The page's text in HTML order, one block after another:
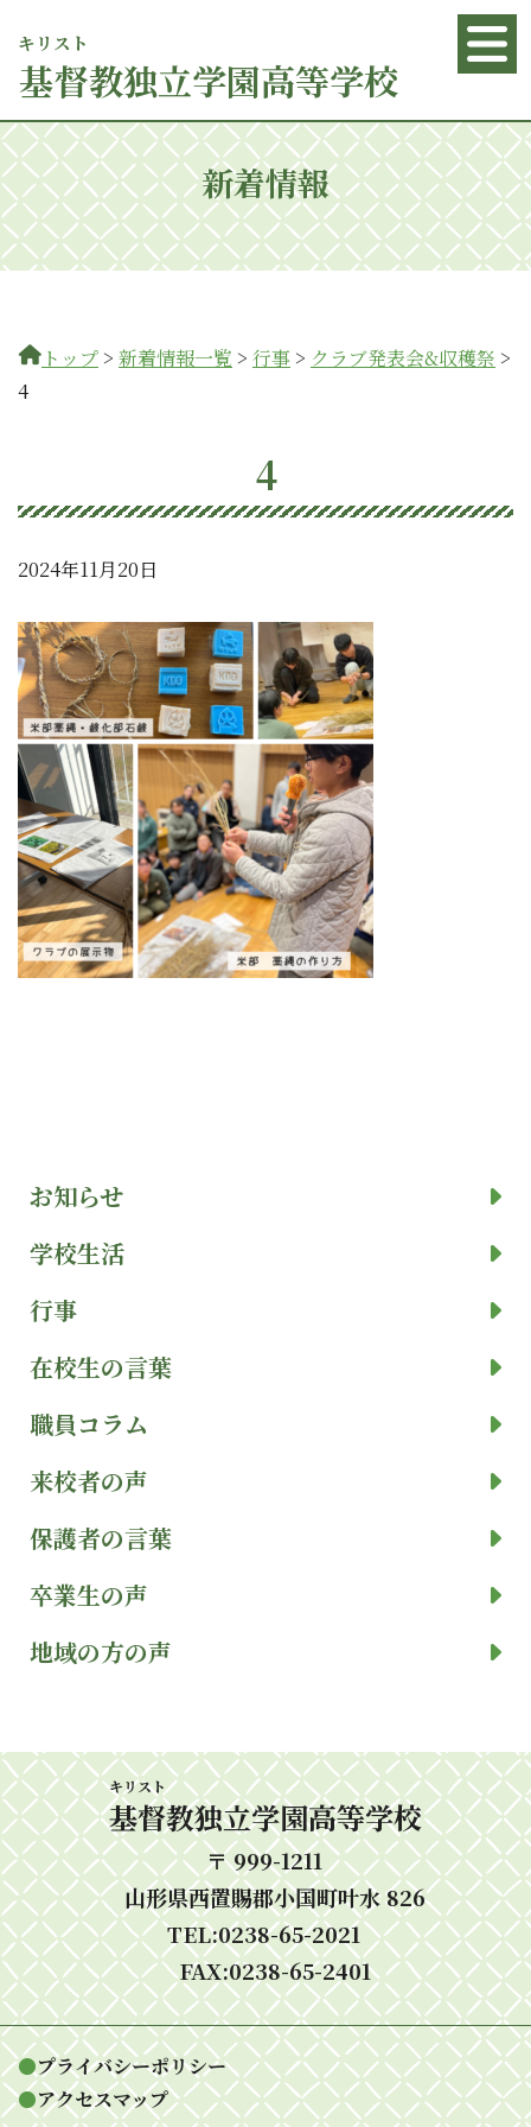
基督
キリスト
教独立学園高等学校
新着情報
お知らせ
学校生活
行事
在校生の言葉
職員コラム
来校者の声
保護者の言葉
卒業生の声
地域の方の声
トップ > 新着情報一覧 > 行事 > クラブ発表会&収穫祭 >
4
4
2024年11月20日
基督
キリスト
教独立学園高等学校
〒 999-1211
山形県西置賜郡小国町叶水 826
TEL:0238-65-2021
FAX:0238-65-2401
●プライバシーポリシー
●アクセスマップ